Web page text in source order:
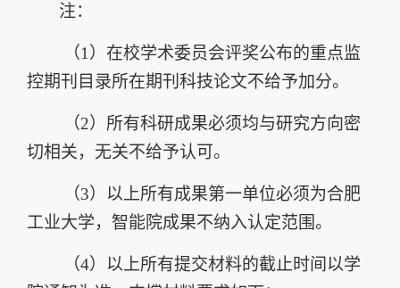
注：
（1） 在校学术委员会评奖公布的重点监
控期刊目录所在期刊科技论文不给予加分。
（2） 所有科研成果必须均与研究方向密
切相关，无关不给予认可。
（3） 以上所有成果第一单位必须为合肥
工业大学，智能院成果不纳入认定范围。
（4） 以上所有提交材料的截止时间以学